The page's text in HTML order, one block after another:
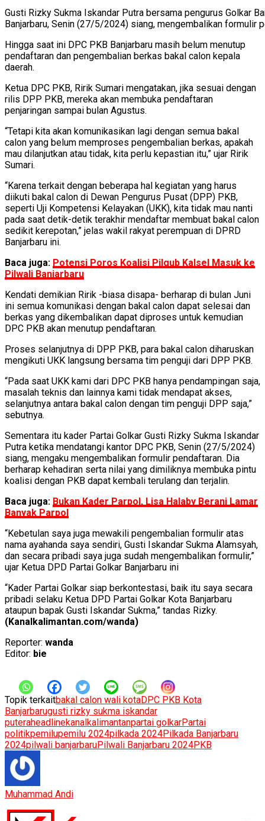
Gusti Rizky Sukma Iskandar Putra bersama pengurus Golkar
Banjarbaru, Senin (27/5/2024) siang, mengembalikan formulir
Hingga saat ini DPC PKB Banjarbaru masih belum menutup
pendaftaran dan pengembalian berkas bakal calon kepala
daerah.
Ketua DPC PKB, Ririk Sumari mengatakan, jika sesuai dengan
rilis DPP PKB, mereka akan membuka pendaftaran
penjaringan sampai bulan Agustus.
“Tetapi kita akan komunikasikan lagi dengan semua bakal
calon yang belum memproses pengembalian berkas, apakah
mau dilanjutkan atau tidak, kita perlu kepastian itu,” ujar Ririk
Sumari.
“Karena terkait dengan beberapa hal kegiatan yang harus
diikuti bakal calon di Dewan Pengurus Pusat (DPP) PKB,
seperti Uji Kompetensi Kelayakan (UKK), kita tidak mau nanti
pada saat detik-detik terakhir mendaftar membuat bakal calon
sedikit kerepotan,” jelas wakil rakyat perempuan di DPRD
Banjarbaru ini.
Baca juga: Potensi Poros Koalisi Pilgub Kalsel Masuk ke
Pilwali Banjarbaru
Kendati demikian Ririk -biasa disapa- berharap di bulan Juni
ini semua komunikasi dengan bakal calon dapat selesai dan
berkas yang dikembalikan dapat diproses untuk kemudian
DPC PKB akan menutup pendaftaran.
Proses selanjutnya di DPP PKB, para bakal calon diharuskan
mengikuti UKK langsung bersama tim penguji dari DPP PKB.
“Pada saat UKK kami dari DPC PKB hanya pendampingan saja,
masalah teknis dan lainnya kami tidak mendapat akses,
selanjutnya antara bakal calon dengan tim penguji DPP saja,”
sebutnya.
Sementara itu kader Partai Golkar Gusti Rizky Sukma Iskandar
Putra ketika mendatangi kantor DPC PKB, Senin (27/5/2024)
siang, mengaku mengembalikan formulir pendaftaran. Dia
berharap kehadiran serta nilai yang dimiliknya membuka pintu
koalisi dengan PKB dapat kembali terulang dan terjalin.
Baca juga: Bukan Kader Parpol, Lisa Halaby Berani Lamar
Banyak Parpol
“Kebetulan saya juga mewakili pengembalian formulir atas
nama ayahanda saya sendiri, Gusti Iskandar Sukma Alamsyah,
dan secara pribadi saya juga sudah mengembalikan formulir,”
ujar Ketua DPD Partai Golkar Banjarbaru ini
“Kader Partai Golkar siap berkontestasi, baik itu saya secara
pribadi selaku Ketua DPD Partai Golkar Kota Banjarbaru
ataupun bapak Gusti Iskandar Sukma,” tandas Rizky.
(Kanalkalimantan.com/wanda)
Reporter: wanda
Editor: bie
Topik terkaitbakal calon wali kotaDPC PKB Kota
Banjarbarugusti rizky sukma iskandar
puteraheadlinekanalkalimantanpartai golkarPartai
politikpemilupemilu 2024pilkada 2024Pilkada Banjarbaru
2024pilwali banjarbaruPilwali Banjarbaru 2024PKB
Muhammad Andi